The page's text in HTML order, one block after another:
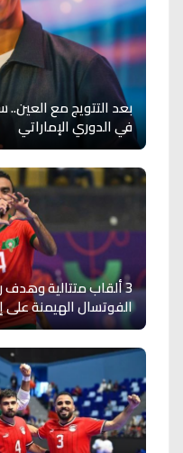
بعد التتويج مع
في الدوري الإماراتي
3 ألقاب متتالية
الفوتسال الهيمنة على